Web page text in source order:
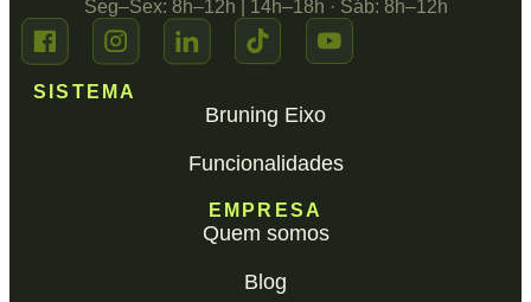
Seg–Sex: 8h–12h | 14h–18h · Sáb: 8h–12h
SISTEMA
Bruning Eixo
Funcionalidades
EMPRESA
Quem somos
Blog